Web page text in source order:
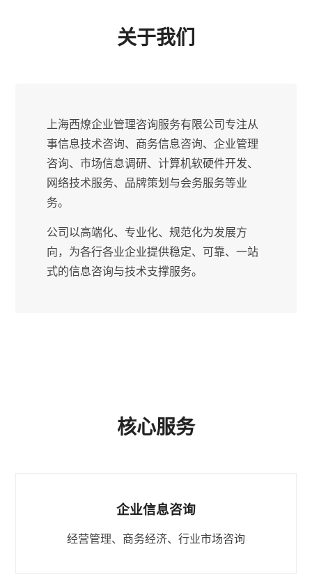
关于我们
上海西燎企业管理咨询服务有限公司专注从
事信息技术咨询、商务信息咨询、企业管理
咨询、市场信息调研、计算机软硬件开发、
网络技术服务、品牌策划与会务服务等业
务。
公司以高端化、专业化、规范化为发展方
向，为各行各业企业提供稳定、可靠、一站
式的信息咨询与技术支撑服务。
核心服务
企业信息咨询
经营管理、商务经济、行业市场咨询